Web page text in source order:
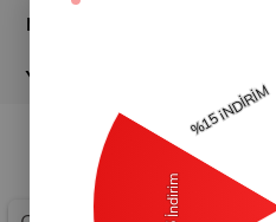
Müşteri İlişkileri
Yardım
modamihram.com